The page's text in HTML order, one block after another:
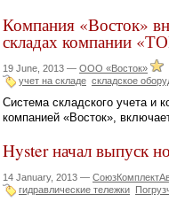
Компания «Восток»
складах компании
19 June, 2013 — ООО «Восток»
учет на складе складское
Система складского учета и
компанией «Восток»,
Hyster начал выпуск
14 January, 2013 —
гидравлические тележки